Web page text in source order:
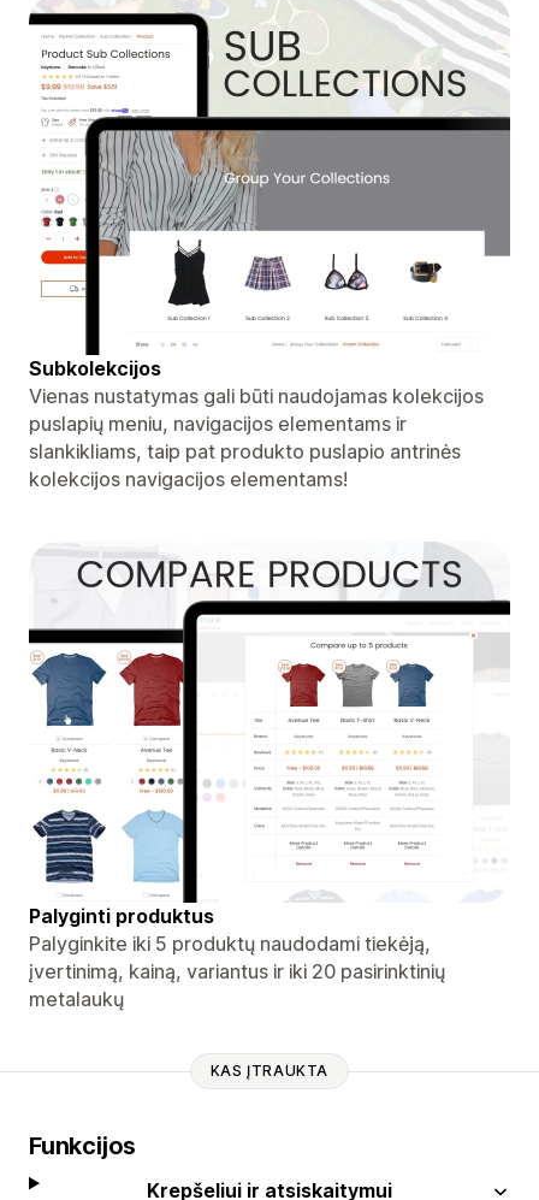
Subkolekcijos
Vienas nustatymas gali būti naudojamas kolekcijos
puslapių meniu, navigacijos elementams ir
slankikliams, taip pat produkto puslapio antrinės
kolekcijos navigacijos elementams!
Palyginti produktus
Palyginkite iki 5 produktų naudodami tiekėją,
įvertinimą, kainą, variantus ir iki 20 pasirinktinių
metalaukų
KAS ĮTRAUKTA
Funkcijos
Krepšeliui ir atsiskaitymui